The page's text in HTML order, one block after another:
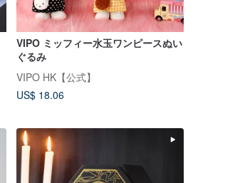
VIPO ミッフィー水玉ワンピースぬい
ぐるみ
VIPO HK【公式】
US$ 18.06